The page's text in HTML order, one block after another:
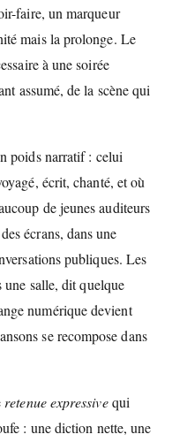
faire, un marqueur
mais la prolonge. Le
à une soirée
assumé, de la scène qui
poids narratif : celui
écrit, chanté, et où
de jeunes auditeurs
écrans, dans une
publiques. Les
salle, dit quelque
numérique devient
se recompose dans
retenue expressivequi
: une diction nette, une